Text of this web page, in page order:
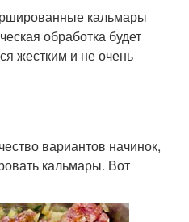
кальмары
обработка будет
жестким и не очень
вариантов начинок,
кальмары. Вот